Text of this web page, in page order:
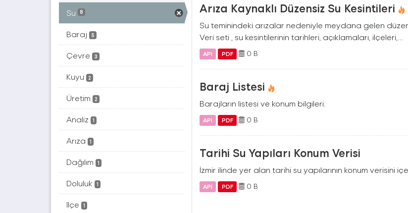
Su 8
Baraj 5
Çevre 3
Kuyu 2
Üretim 2
Analiz 1
Arıza 1
Dağılım 1
Doluluk 1
Ilçe 1
Arıza Kaynaklı Düzensiz Su Kesintileri
Su teminindeki arızalar nedeniyle meydana gelen
Veri seti , su kesintilerinin tarihleri, açıklamaları, ilçeleri,...
API PDF 0 B
Baraj Listesi
Barajların listesi ve konum bilgileri.
API PDF 0 B
Tarihi Su Yapıları Konum Verisi
İzmir ilinde yer alan tarihi su yapılarının konum verisini
API PDF 0 B